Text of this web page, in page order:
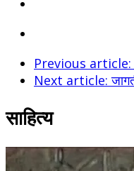
Previous article:
Next article:
साहित्य